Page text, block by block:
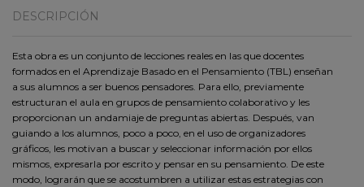
DESCRIPCIÓN
Esta obra es un conjunto de lecciones reales en las que docentes
formados en el Aprendizaje Basado en el Pensamiento (TBL) enseñan
a sus alumnos a ser buenos pensadores. Para ello, previamente
estructuran el aula en grupos de pensamiento colaborativo y les
proporcionan un andamiaje de preguntas abiertas. Después, van
guiando a los alumnos, poco a poco, en el uso de organizadores
gráficos, les motivan a buscar y seleccionar información por ellos
mismos, expresarla por escrito y pensar en su pensamiento. De este
modo, lograrán que se acostumbren a utilizar estas estrategias con